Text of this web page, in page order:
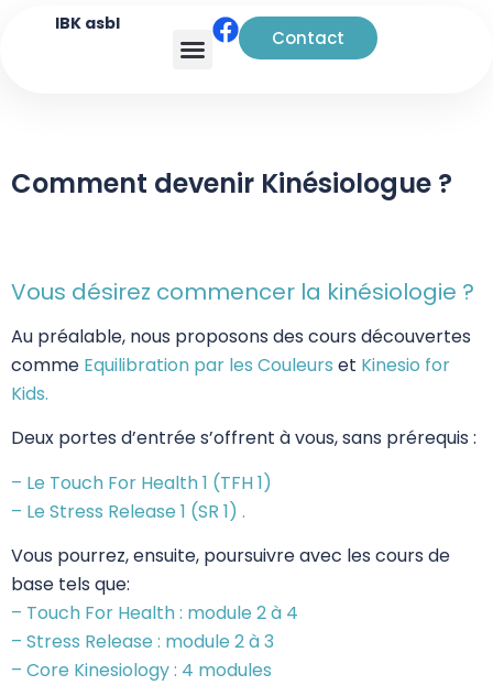
IBK asbl
Contact
Comment devenir Kinésiologue ?
Vous désirez commencer la kinésiologie ?
Au préalable, nous proposons des cours découvertes
comme Equilibration par les Couleurs et Kinesio for
Kids.
Deux portes d’entrée s’offrent à vous, sans prérequis :
– Le Touch For Health 1 (TFH 1)
– Le Stress Release 1 (SR 1) .
Vous pourrez, ensuite, poursuivre avec les cours de
base tels que:
– Touch For Health : module 2 à 4
– Stress Release : module 2 à 3
– Core Kinesiology : 4 modules